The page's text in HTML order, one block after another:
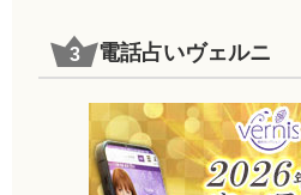
電話占いヴェルニ